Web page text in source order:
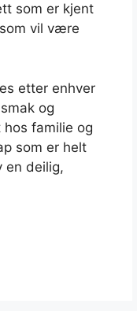
som er kjent
vil være
etter enhver
og
familie og
som er helt
en deilig,